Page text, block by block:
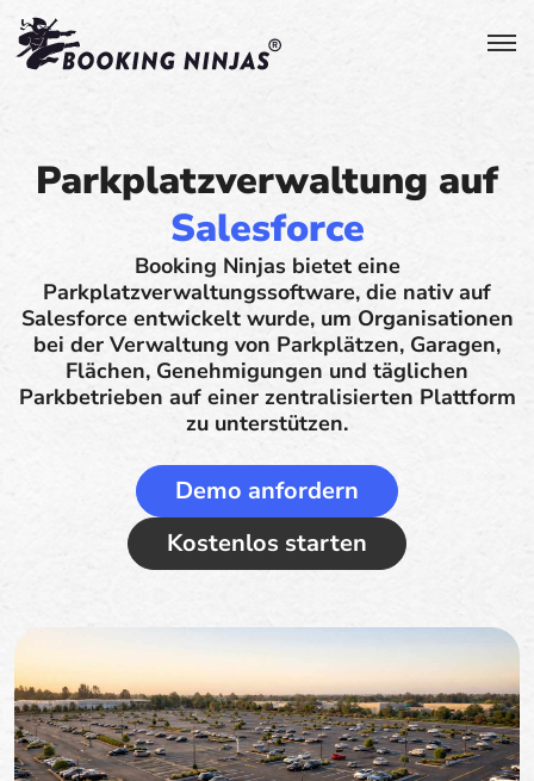
Parkplatzverwaltung auf
Salesforce
Booking Ninjas bietet eine
Parkplatzverwaltungssoftware, die nativ auf
Salesforce entwickelt wurde, um Organisationen
bei der Verwaltung von Parkplätzen, Garagen,
Flächen, Genehmigungen und täglichen
Parkbetrieben auf einer zentralisierten Plattform
zu unterstützen.
Demo anfordern
Kostenlos starten